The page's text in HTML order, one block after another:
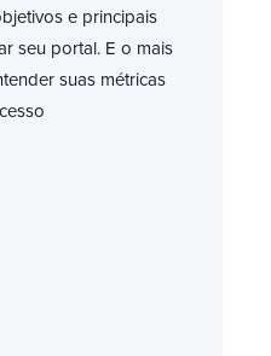
e principais
seu portal. E o mais
suas métricas